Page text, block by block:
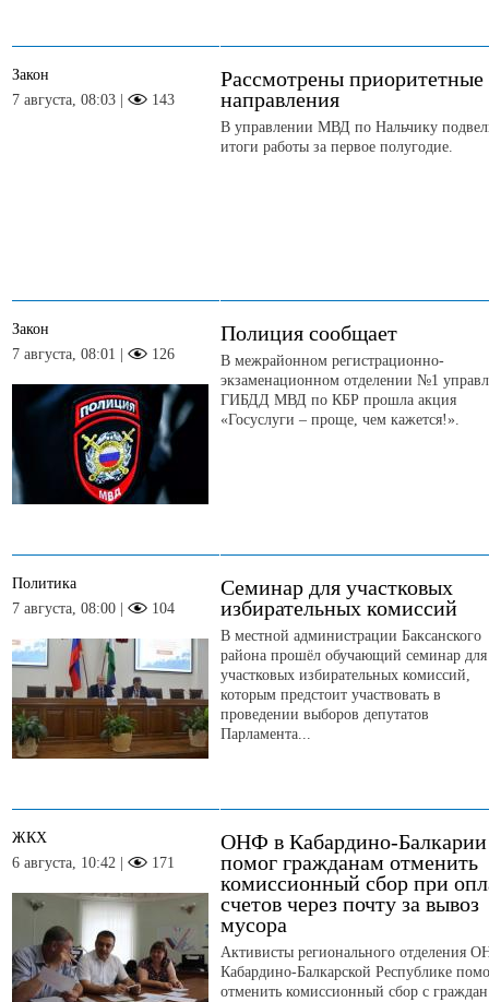
Закон
7 августа, 08:03 |
143
Рассмотрены приоритетные
направления
В управлении МВД по Нальчику
итоги работы за первое полугодие.
Закон
7 августа, 08:01 |
126
Полиция сообщает
В межрайонном регистрационно-
экзаменационном отделении №1
ГИБДД МВД по КБР прошла акция
«Госуслуги – проще, чем кажется!».
Политика
7 августа, 08:00 |
104
Семинар для участковых
избирательных комиссий
В местной администрации Баксанского
района прошёл обучающий семинар для
участковых избирательных комиссий,
которым предстоит участвовать в
проведении выборов депутатов
Парламента...
ЖКХ
6 августа, 10:42 |
171
ОНФ в Кабардино-Балкарии
помог гражданам отменить
комиссионный сбор при
счетов через почту за вывоз
мусора
Активисты регионального отделения
Кабардино-Балкарской Республике
отменить комиссионный сбор с